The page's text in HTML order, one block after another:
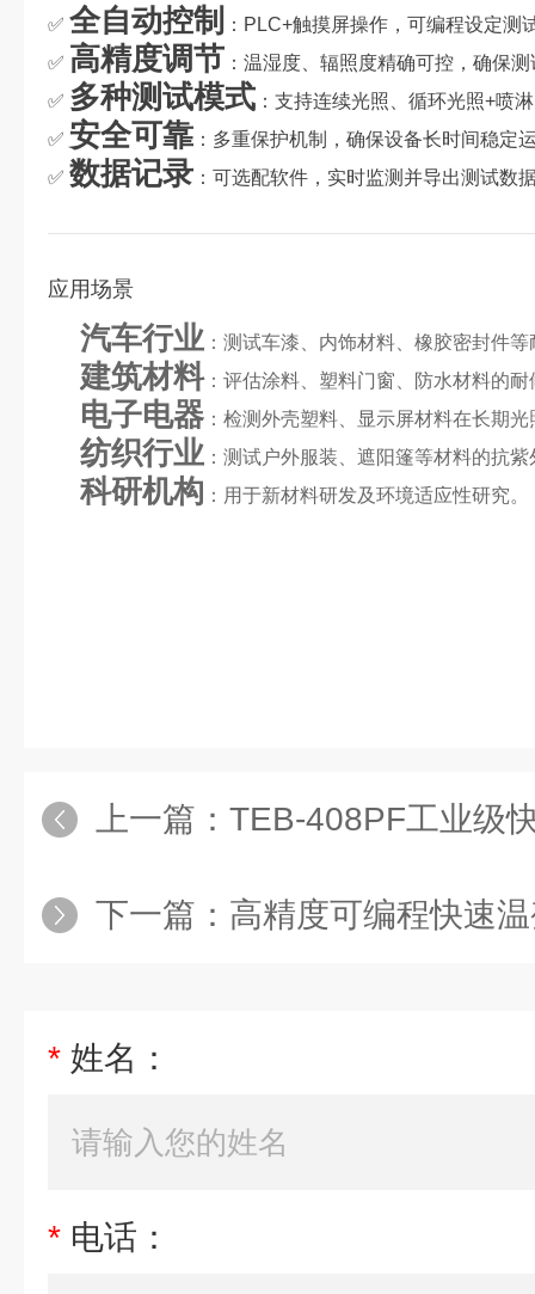
✅ 全自动控制
：PLC+触摸屏操作，可编程设定测
✅ 高精度调节 ：温湿度、辐照度精确可控，确保
✅ 多种测试模式 ：支持连续光照、循环光照+喷
✅ 安全可靠 ：多重保护机制，确保设备长时间稳定
✅ 数据记录 ：可选配软件，实时监测并导出测试数
应用场景
汽车行业 ：测试车漆、内饰材料、橡胶密封件
建筑材料：评估涂料、塑料门窗、防水材料的耐
电子电器 ：检测外壳塑料、显示屏材料在长期
纺织行业 ：测试户外服装、遮阳篷等材料的抗
科研机构 ：用于新材料研发及环境适应性研究。
上一篇： TEB-408PF工业级快
下一篇： 高精度可编程快速
* 姓名：
* 电话：